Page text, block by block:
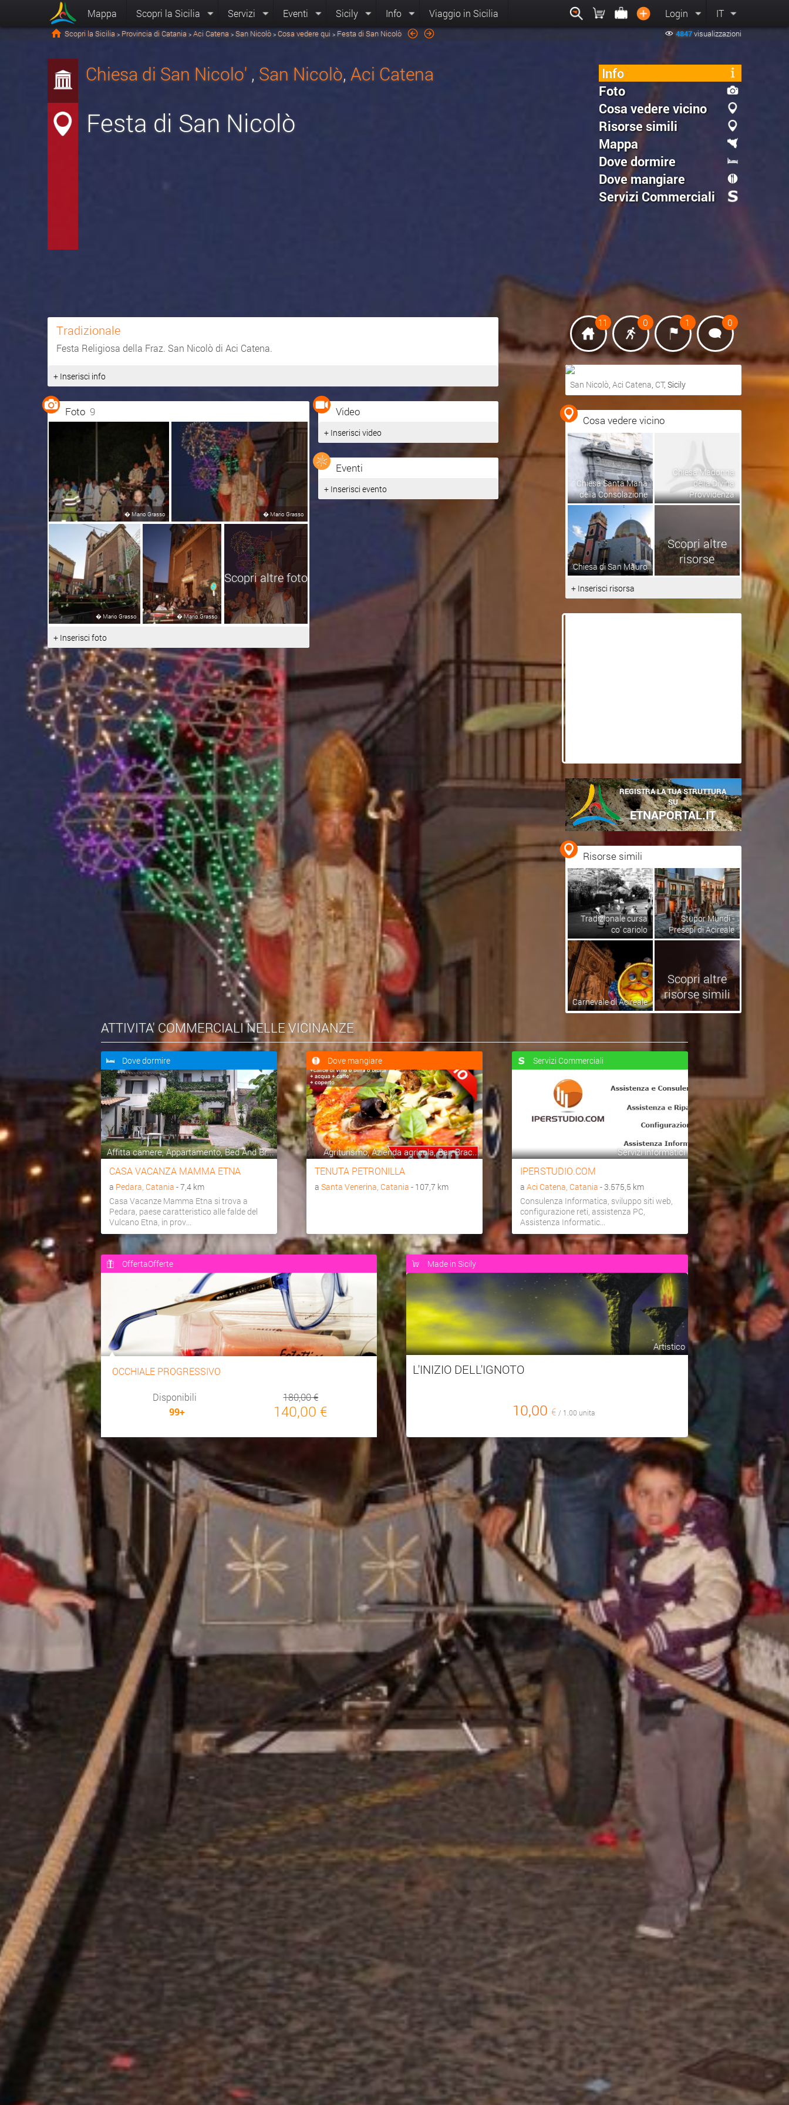
Mappa Scopri la Sicilia Servizi Eventi Sicily Info Viaggio in Sicilia Login IT
Scopri la Sicilia > Provincia di Catania > Aci Catena > San Nicolò > Cosa vedere qui > Festa di San Nicolò 4847visualizzazioni
Chiesa di San Nicolo' , San Nicolò, Aci Catena
Festa di San Nicolò
Info
Foto
Cosa vedere vicino
Risorse simili
Mappa
Dove dormire
Dove mangiare
Servizi Commerciali
Tradizionale
Festa Religiosa della Fraz. San Nicolò di Aci Catena.
+ Inserisci info
Foto 9
�Mario Grasso �Mario Grasso
� Mario Grasso �Mario Grasso
Scopri altre foto
+ Inserisci foto
Video
+ Inserisci video
Eventi
+ Inserisci evento
11 0 1 0
Ottieni indicazioni stradali
Visualizza mappa
San Nicolò,Aci Catena, CT, Sicily
Cosa vedere vicino
Chiesa Santa Maria
della Consolazione
Chiesa Madonna
della Divina
Provvidenza
Chiesa di San Mauro
Scopri altre
risorse
+ Inserisci risorsa
REGISTRA LA TUA STRUTTURA
SU
ETNAPORTAL.IT
Risorse simili
Tradizionale cursa
co' cariolo
Stupor Mundi -
Presepi di Acireale
Carnevale di Acireale
Scopri altre
risorse simili
ATTIVITA' COMMERCIALI NELLE VICINANZE
Dove dormire
Affitta camere, Appartamento, Bed And Br...
CASA VACANZA MAMMA ETNA
a Pedara, Catania - 7,4 km
Casa Vacanze Mamma Etna si trova a
Pedara, paese caratteristico alle falde del
Vulcano Etna, in prov...
Dove mangiare
Agriturismo, Azienda agricola, Bar, Brac...
TENUTA PETRONILLA
a Santa Venerina, Catania - 107,7 km
Servizi Commerciali
Servizi informatici
IPERSTUDIO.COM
a Aci Catena, Catania - 3.575,5 km
Consulenza Informatica, sviluppo siti web,
configurazione reti, assistenza PC,
Assistenza Informatic...
OffertaOfferte
OCCHIALE PROGRESSIVO
Disponibili
99+
180,00 €
140,00 €
Made in Sicily
Artistico
L'INIZIO DELL'IGNOTO
10,00 € / 1.00 unita